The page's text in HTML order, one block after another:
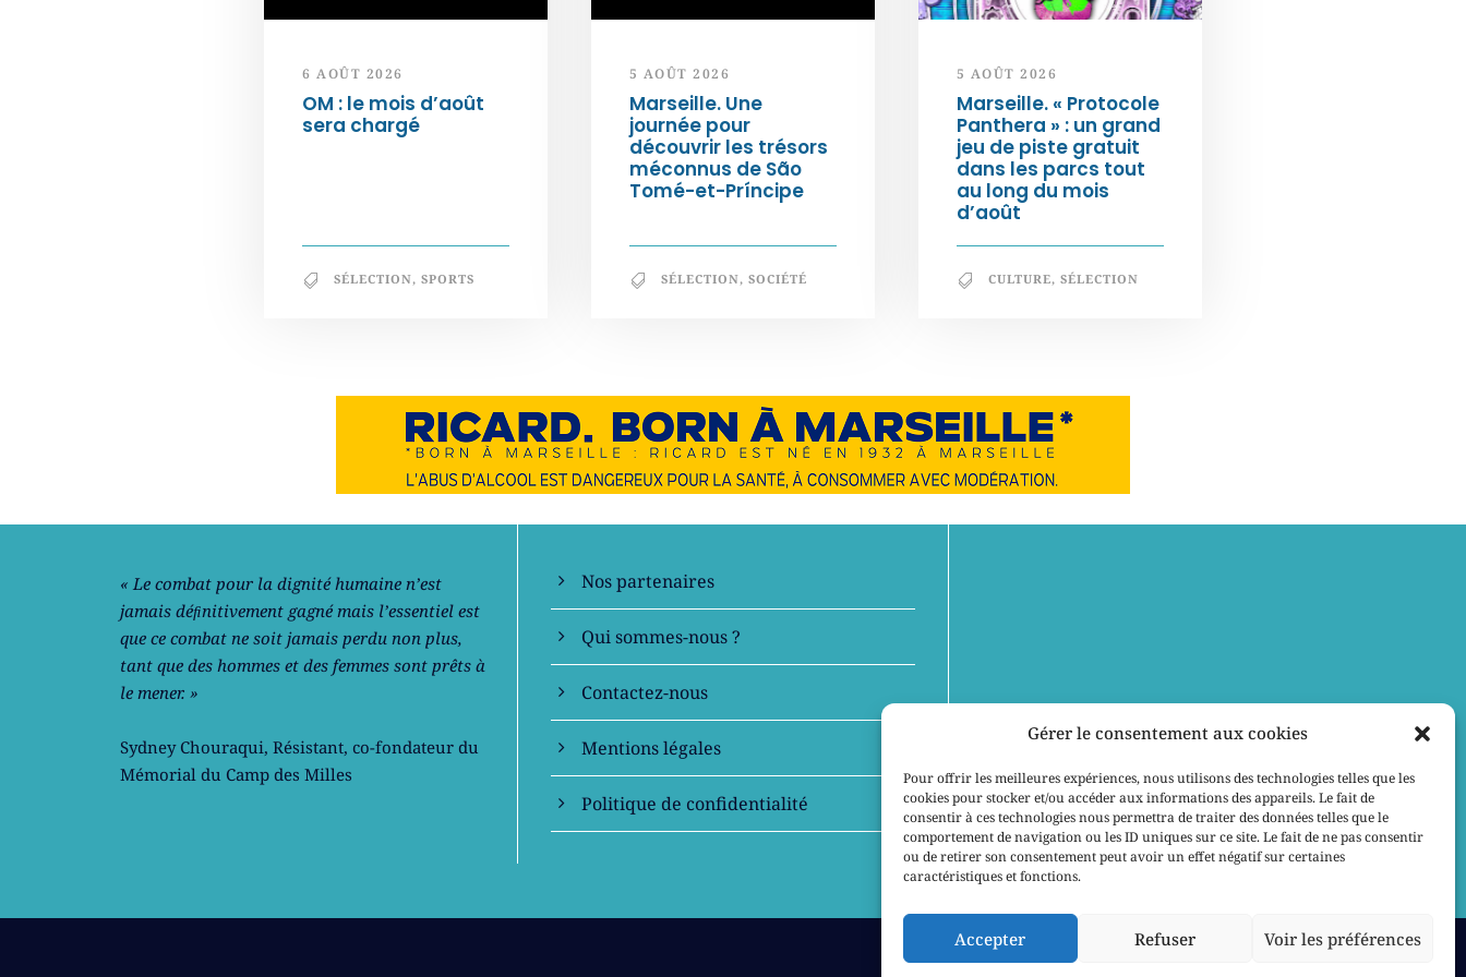
Gérer le consentement aux cookies
Pour offrir les meilleures expériences, nous utilisons des technologies telles que les
cookies pour stocker et/ou accéder aux informations des appareils. Le fait de
consentir à ces technologies nous permettra de traiter des données telles que le
comportement de navigation ou les ID uniques sur ce site. Le fait de ne pas consentir
ou de retirer son consentement peut avoir un effet négatif sur certaines
caractéristiques et fonctions.
Accepter Refuser Voir les préférences
6 AOÛT 2026
OM : le mois d’août
sera chargé
SÉLECTION, SPORTS
5 AOÛT 2026
Marseille. Une
journée pour
découvrir les trésors
méconnus de São
Tomé-et-Príncipe
SÉLECTION, SOCIÉTÉ
5 AOÛT 2026
Marseille. « Protocole
Panthera » : un grand
jeu de piste gratuit
dans les parcs tout
au long du mois
d’août
CULTURE, SÉLECTION
Notre philosophie
« Le combat pour la dignité humaine n’est
jamais déﬁnitivement gagné mais l’essentiel est
que ce combat ne soit jamais perdu non plus,
tant que des hommes et des femmes sont prêts à
le mener. »
Sydney Chouraqui, Résistant, co-fondateur du
Mémorial du Camp des Milles
En savoir +
Nos partenaires
Qui sommes-nous ?
Contactez-nous
Mentions légales
Politique de confidentialité